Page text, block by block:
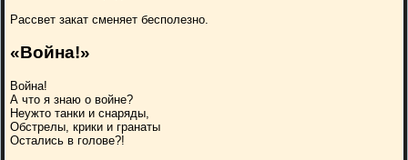
Рассвет закат сменяет бесполезно.
«Война!»
Война!
А что я знаю о войне?
Неужто танки и снаряды,
Обстрелы, крики и гранаты
Остались в голове?!